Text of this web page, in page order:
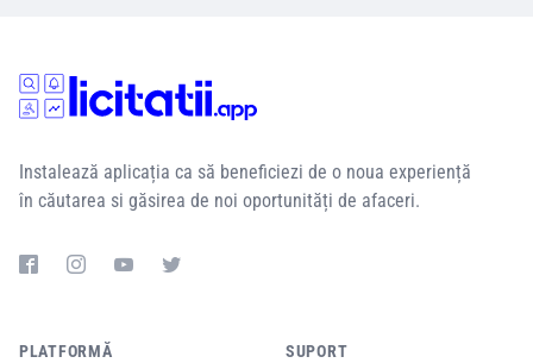
Instalează aplicația ca să beneficiezi de o noua experiență
în căutarea si găsirea de noi oportunități de afaceri.
PLATFORMĂ SUPORT